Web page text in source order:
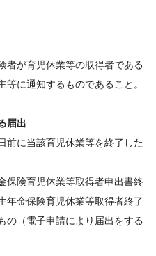
者が育児休業等の取得者である
に通知するものであること。
届出
前に当該育児休業等を終了した
保険育児休業等取得者申出書終
年金保険育児休業等取得者終了
の（電子申請により届出をする